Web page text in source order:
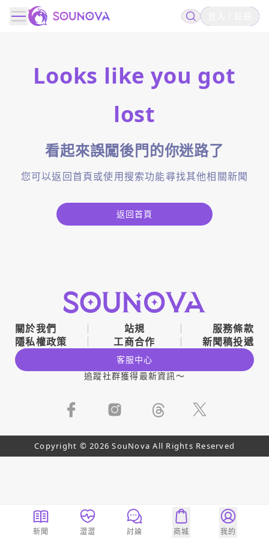
Looks like you got
lost
看起來誤闖後門的你迷路了
您可以返回首頁或使用搜索功能尋找其他相關新聞
返回首頁
關於我們 站規
服務條款
隱私權政策
工商合作 新聞稿投遞
客服中心
追蹤社群獲得最新資訊～
Copyright © 2026 SouNova All Rights Reserved
新聞 澀澀 討論 商城 我的